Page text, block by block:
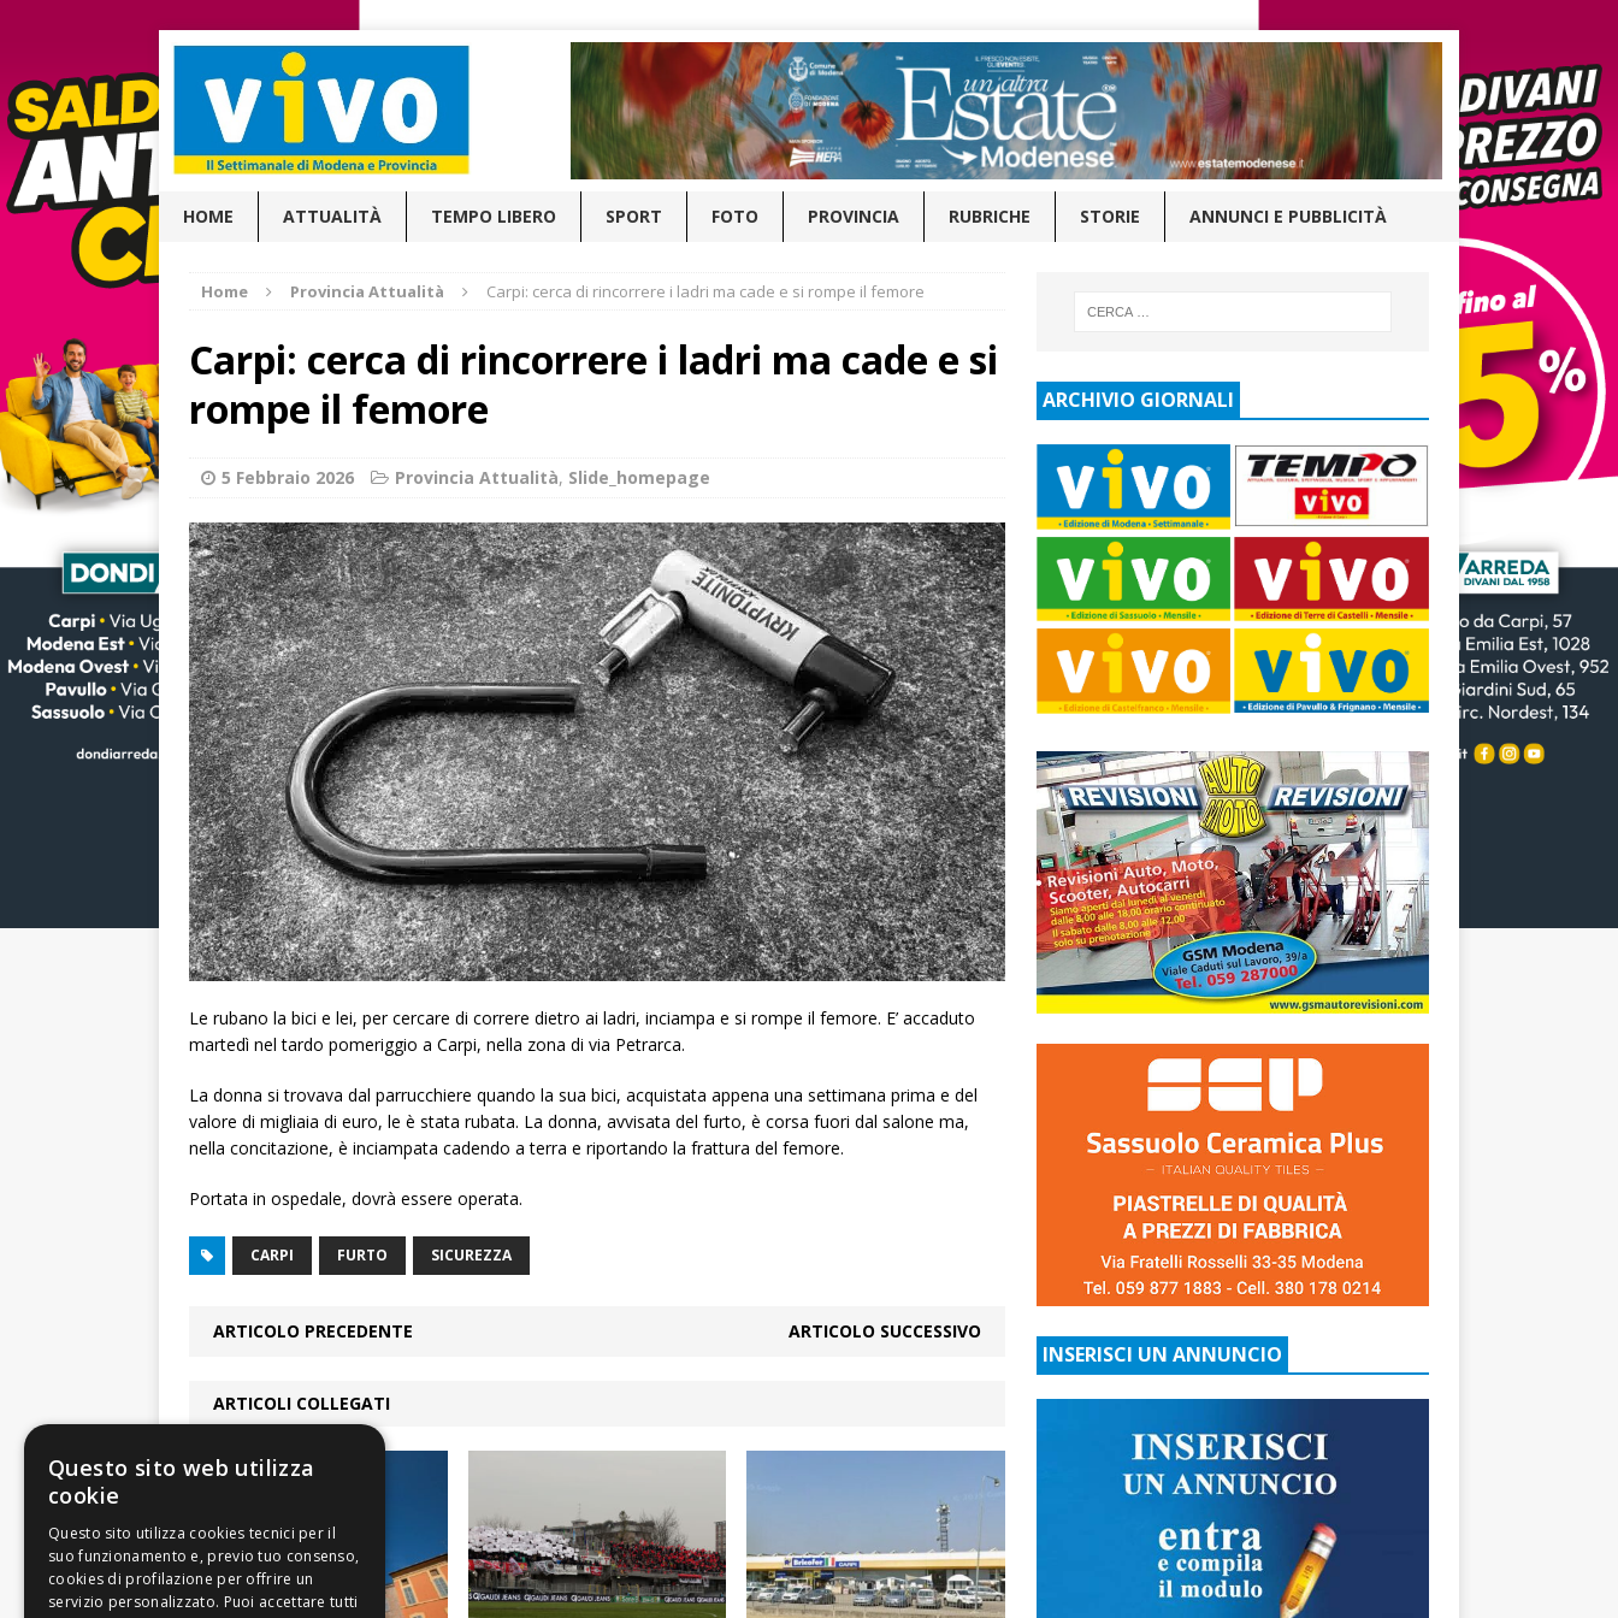
HOME ATTUALITÀ TEMPO LIBERO SPORT FOTO PROVINCIA RUBRICHE STORIE ANNUNCI E PUBBLICITÀ
Home Provincia Attualità Carpi: cerca di rincorrere i ladri ma cade e si rompe il femore
Carpi: cerca di rincorrere i ladri ma cade e si
rompe il femore
5 Febbraio 2026 Provincia Attualità, Slide_homepage
Le rubano la bici e lei, per cercare di correre dietro ai ladri, inciampa e si rompe il femore. E’ accaduto
martedì nel tardo pomeriggio a Carpi, nella zona di via Petrarca.
La donna si trovava dal parrucchiere quando la sua bici, acquistata appena una settimana prima e del
valore di migliaia di euro, le è stata rubata. La donna, avvisata del furto, è corsa fuori dal salone ma,
nella concitazione, è inciampata cadendo a terra e riportando la frattura del femore.
Portata in ospedale, dovrà essere operata.
CARPI FURTO SICUREZZA
ARTICOLO PRECEDENTE ARTICOLO SUCCESSIVO
ARTICOLI COLLEGATI
ARCHIVIO GIORNALI
INSERISCI UN ANNUNCIO
Questo sito web utilizza
cookie